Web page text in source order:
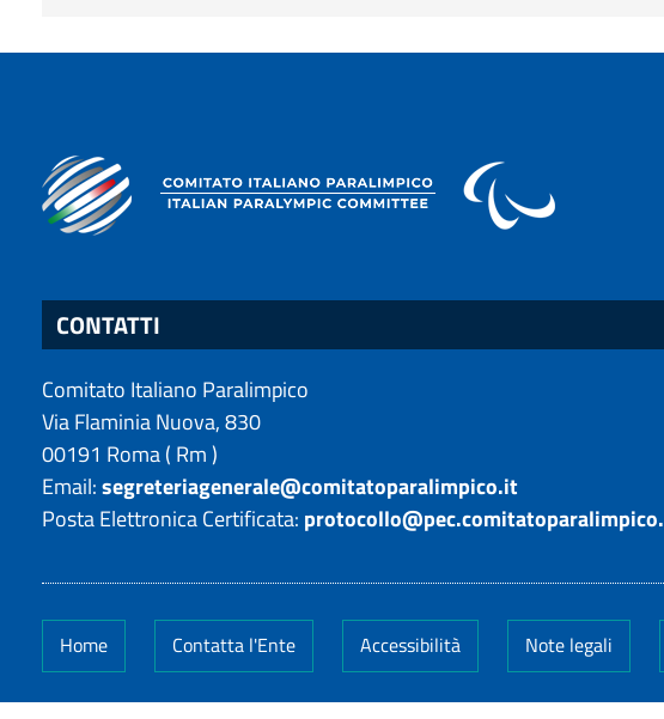
CONTATTI
Comitato Italiano Paralimpico
Via Flaminia Nuova, 830
00191 Roma( Rm)
Email:segreteriagenerale@comitatoparalimpico.it
Posta Elettronica Certificata:
Home Contatta l'Ente Accessibilità Note legali